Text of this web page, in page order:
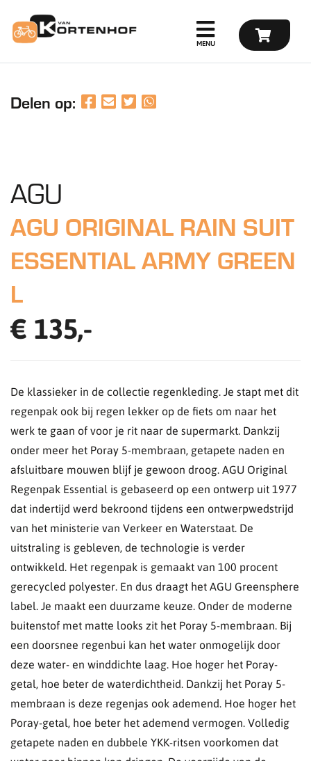
Delen op:
AGU
AGU ORIGINAL RAIN SUIT
ESSENTIAL ARMY GREEN
L
€ 135,-
De klassieker in de collectie regenkleding. Je stapt met dit
regenpak ook bij regen lekker op de fiets om naar het
werk te gaan of voor je rit naar de supermarkt. Dankzij
onder meer het Poray 5-membraan, getapete naden en
afsluitbare mouwen blijf je gewoon droog. AGU Original
Regenpak Essential is gebaseerd op een ontwerp uit 1977
dat indertijd werd bekroond tijdens een ontwerpwedstrijd
van het ministerie van Verkeer en Waterstaat. De
uitstraling is gebleven, de technologie is verder
ontwikkeld. Het regenpak is gemaakt van 100 procent
gerecycled polyester. En dus draagt het AGU Greensphere
label. Je maakt een duurzame keuze. Onder de moderne
buitenstof met matte looks zit het Poray 5-membraan. Bij
een doorsnee regenbui kan het water onmogelijk door
deze water- en winddichte laag. Hoe hoger het Poray-
getal, hoe beter de waterdichtheid. Dankzij het Poray 5-
membraan is deze regenjas ook ademend. Hoe hoger het
Poray-getal, hoe beter het ademend vermogen. Volledig
getapete naden en dubbele YKK-ritsen voorkomen dat